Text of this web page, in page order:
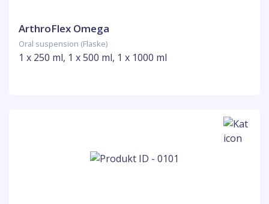
ArthroFlex Omega
Oral suspension (Flaske)
1 x 250 ml, 1 x 500 ml, 1 x 1000 ml